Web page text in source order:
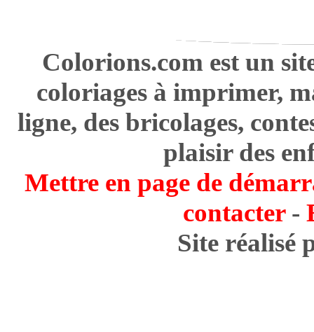
Colorions.com est un
coloriages à imprimer,
ligne, des bricolages,
plaisir des
Mettre en page de
contacter-
Site réalisé